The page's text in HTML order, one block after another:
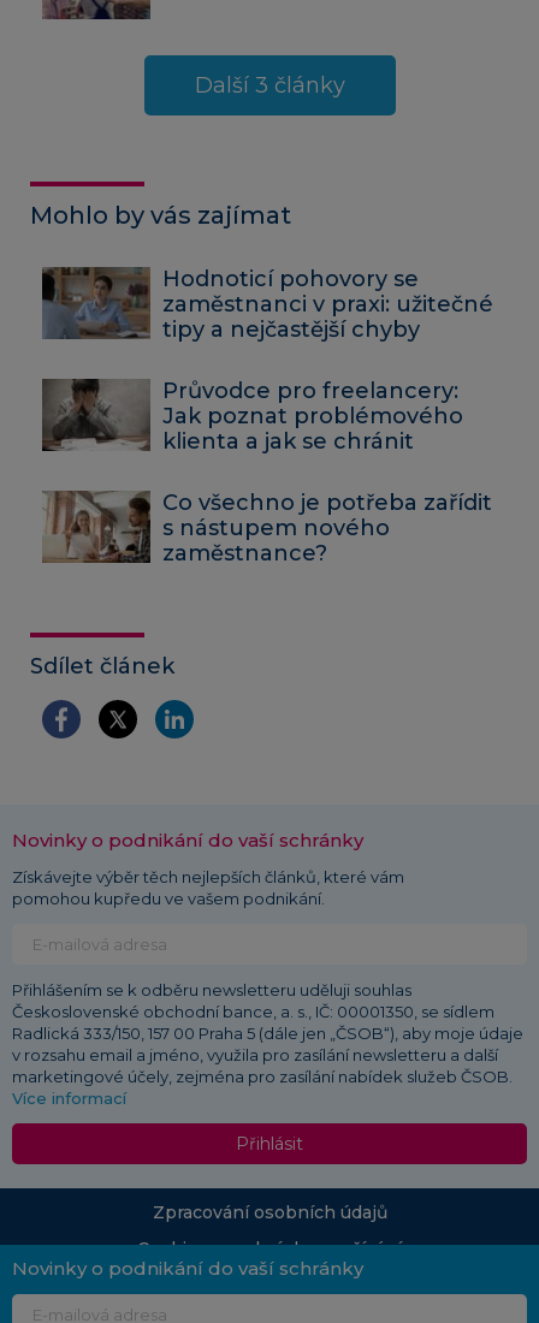
Další 3 články
Mohlo by vás zajímat
Hodnoticí pohovory se
zaměstnanci v praxi: užitečné
tipy a nejčastější chyby
Průvodce pro freelancery:
Jak poznat problémového
klienta a jak se chránit
Co všechno je potřeba zařídit
s nástupem nového
zaměstnance?
Sdílet článek
Novinky o podnikání do vaší schránky
Získávejte výběr těch nejlepších článků, které vám
pomohou kupředu ve vašem podnikání.
Přihlášením se k odběru newsletteru uděluji souhlas
Československé obchodní bance, a. s., IČ: 00001350, se sídlem
Radlická 333/150, 157 00 Praha 5 (dále jen „ČSOB“), aby moje údaje
v rozsahu email a jméno, využila pro zasílání newsletteru a další
marketingové účely, zejména pro zasílání nabídek služeb ČSOB.
Více informací
Přihlásit
Zpracování osobních údajů
Cookies a podmínky používání
Novinky o podnikání do vaší schránky